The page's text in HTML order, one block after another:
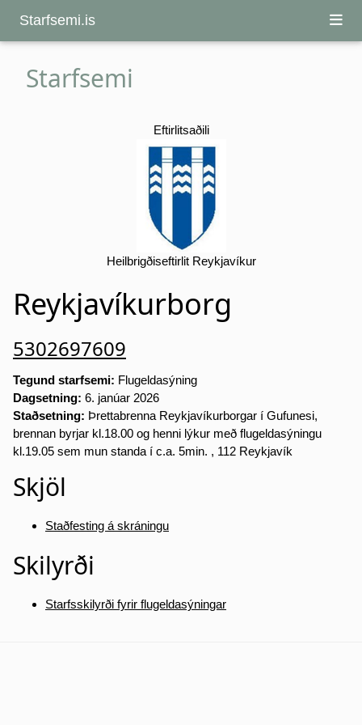
Starfsemi.is
Starfsemi
Eftirlitsaðili
Heilbrigðiseftirlit Reykjavíkur
Reykjavíkurborg
5302697609
Tegund starfsemi: Flugeldasýning
Dagsetning: 6. janúar 2026
Staðsetning: Þrettabrenna Reykjavíkurborgar í Gufunesi,
brennan byrjar kl.18.00 og henni lýkur með flugeldasýningu
kl.19.05 sem mun standa í c.a. 5min. , 112 Reykjavík
Skjöl
Staðfesting á skráningu
Skilyrði
Starfsskilyrði fyrir flugeldasýningar